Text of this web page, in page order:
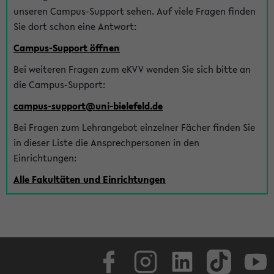
unseren Campus-Support sehen. Auf viele Fragen finden
Sie dort schon eine Antwort:
Campus-Support öffnen
Bei weiteren Fragen zum eKVV wenden Sie sich bitte an
die Campus-Support:
campus-support@uni-bielefeld.de
Bei Fragen zum Lehrangebot einzelner Fächer finden Sie
in dieser Liste die Ansprechpersonen in den
Einrichtungen:
Alle Fakultäten und Einrichtungen